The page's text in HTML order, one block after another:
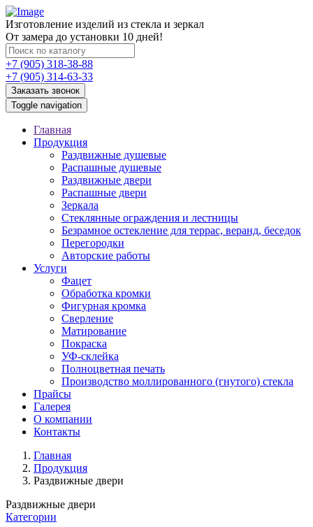
Изготовление изделий из стекла и зеркал
От замера до установки 10 дней!
+7 (905) 318-38-88
+7 (905) 314-63-33
Заказать звонок
Toggle navigation
Главная
Продукция
Раздвижные душевые
Распашные душевые
Раздвижные двери
Распашные двери
Зеркала
Стеклянные ограждения и лестницы
Безрамное остекление для террас, веранд, беседок
Перегородки
Авторские работы
Услуги
Фацет
Обработка кромки
Фигурная кромка
Сверление
Матирование
Покраска
УФ-склейка
Полноцветная печать
Производство моллированного (гнутого) стекла
Прайсы
Галерея
О компании
Контакты
Главная
Продукция
Раздвижные двери
Раздвижные двери
Категории